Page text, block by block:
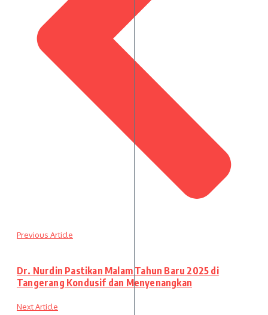
Previous Article
Dr. Nurdin Pastikan Malam Tahun Baru 2025 di
Tangerang Kondusif dan Menyenangkan
Next Article